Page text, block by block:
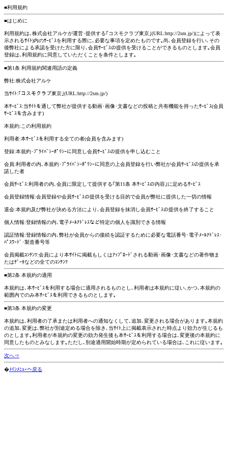
■利用規約
■はじめに
利用規約は､株式会社アルケが運営･提供する｢コスモクラブ東京｣(URL:http://2sm.jp/)によって表
示されるｻｲﾄ)内のｻｰﾋﾞｽを利用する際に､必要な事項を定めたものです｡尚､会員登録を行い､その
後弊社による承認を受けた方に限り､会員ｻｰﾋﾞｽの提供を受けることができるものとします｡会員
登録は､利用規約に同意していただくことを条件とします｡
■第1条 利用規約関連用語の定義
弊社:株式会社アルケ
当ｻｲﾄ:｢コスモクラブ東京｣(URL:http://2sm.jp/)
本ｻｰﾋﾞｽ:当ｻｲﾄを通して弊社が提供する動画･画像･文書などの投稿と共有機能を持ったｻｰﾋﾞｽ(会員
ｻｰﾋﾞｽを含みます)
本規約:この利用規約
利用者:本ｻｰﾋﾞｽを利用する全ての者(会員を含みます)
登録:本規約･ﾌﾟﾗｲﾊﾞｼｰﾎﾟﾘｼｰに同意し会員ｻｰﾋﾞｽの提供を申し込むこと
会員:利用者の内､本規約･ﾌﾟﾗｲﾊﾞｼｰﾎﾟﾘｼｰに同意の上会員登録を行い弊社が会員ｻｰﾋﾞｽの提供を承
諾した者
会員ｻｰﾋﾞｽ:利用者の内､会員に限定して提供する｢第11条 本ｻｰﾋﾞｽの内容｣に定めるｻｰﾋﾞｽ
会員登録情報:会員登録や会員ｻｰﾋﾞｽの提供を受ける目的で会員が弊社に提供した一切の情報
退会:本規約及び弊社が決める方法により､会員登録を抹消し会員ｻｰﾋﾞｽの提供を終了すること
個人情報:登録情報の内､電子ﾒｰﾙｱﾄﾞﾚｽなど特定の個人を識別できる情報
認証情報:登録情報の内､弊社が会員からの接続を認証するために必要な電話番号･電子ﾒｰﾙｱﾄﾞﾚｽ･
ﾊﾟｽﾜｰﾄﾞ･製造番号等
会員掲載ｺﾝﾃﾝﾂ:会員により本ｻｲﾄに掲載もしくはｱｯﾌﾟﾛｰﾄﾞされる動画･画像･文書などの著作物ま
たはﾃﾞｰﾀなどの全てのｺﾝﾃﾝﾂ
■第2条 本規約の適用
本規約は､本ｻｰﾋﾞｽを利用する場合に適用されるものとし､利用者は本規約に従い､かつ､本規約の
範囲内でのみ本ｻｰﾋﾞｽを利用できるものとします｡
■第3条 本規約の変更
本規約は､利用者の了承または利用者への通知なくして､追加､変更される場合があります｡本規約
の追加､変更は､弊社が別途定める場合を除き､当ｻｲﾄ上に掲載表示された時点より効力が生じるも
のとします｡利用者が本規約の変更の効力発生後も本ｻｰﾋﾞｽを利用する場合は､変更後の本規約に
同意したものとみなします｡ただし､別途適用開始時期が定められている場合は､これに従います｡
次へ⇒
�ﾒｲﾝﾒﾆｭｰへ戻る